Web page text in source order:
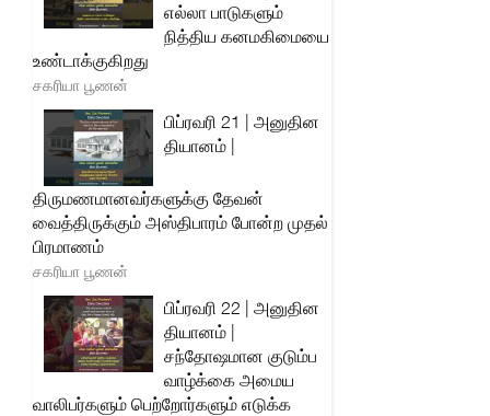
எல்லா பாடுகளும்
நித்திய கனமகிமையை
உண்டாக்குகிறது
சகரியா பூணன்
பிப்ரவரி 21 | அனுதின
தியானம் |
திருமணமானவர்களுக்கு தேவன்
வைத்திருக்கும் அஸ்திபாரம் போன்ற முதல்
பிரமாணம்
சகரியா பூணன்
பிப்ரவரி 22 | அனுதின
தியானம் |
சந்தோஷமான குடும்ப
வாழ்க்கை அமைய
வாலிபர்களும் பெற்றோர்களும் எடுக்க